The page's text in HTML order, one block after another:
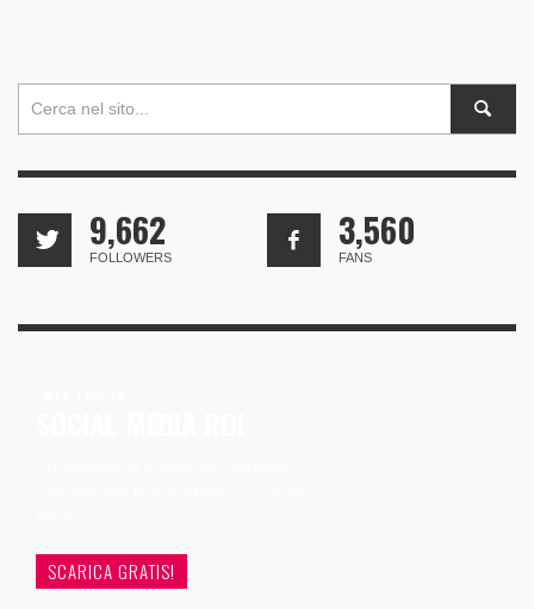
9,662
FOLLOWERS
3,560
FANS
SCARICA GRATIS!